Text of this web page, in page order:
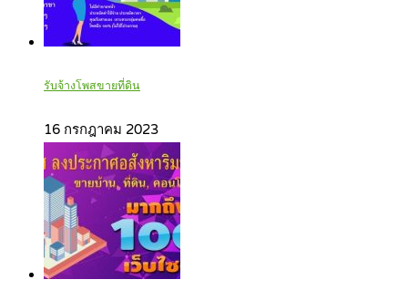
รับจ้างโพสขายที่ดิน
16 กรกฎาคม 2023